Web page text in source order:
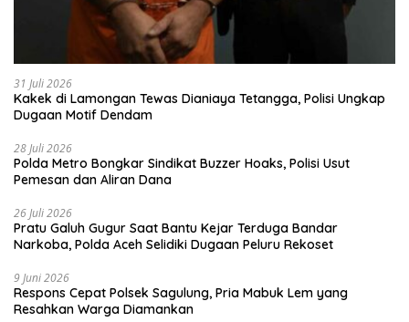
31 Juli 2026
Kakek di Lamongan Tewas Dianiaya Tetangga, Polisi Ungkap
Dugaan Motif Dendam
28 Juli 2026
Polda Metro Bongkar Sindikat Buzzer Hoaks, Polisi Usut
Pemesan dan Aliran Dana
26 Juli 2026
Pratu Galuh Gugur Saat Bantu Kejar Terduga Bandar
Narkoba, Polda Aceh Selidiki Dugaan Peluru Rekoset
9 Juni 2026
Respons Cepat Polsek Sagulung, Pria Mabuk Lem yang
Resahkan Warga Diamankan